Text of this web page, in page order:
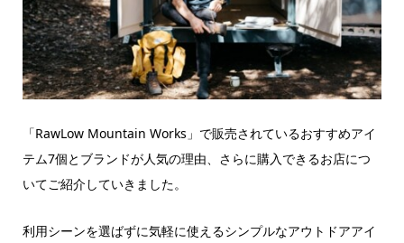
「RawLow Mountain Works」で販売されているおすすめアイ
テム7個とブランドが人気の理由、さらに購入できるお店につ
いてご紹介していきました。
利用シーンを選ばずに気軽に使えるシンプルなアウトドアアイ